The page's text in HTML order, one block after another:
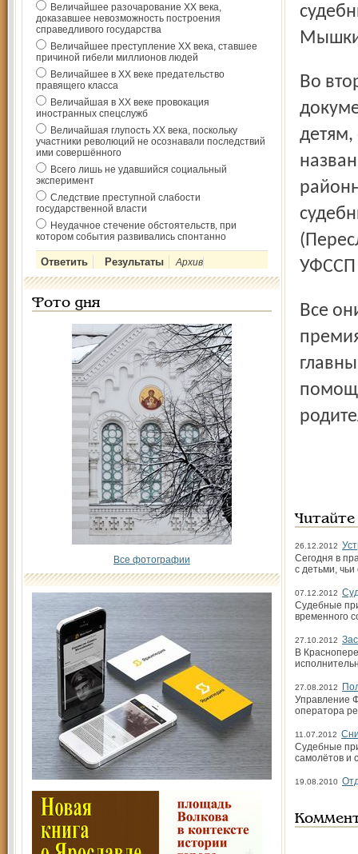
Величайшее разочарование ХХ века,
доказавшее невозможность построения
справедливого государства
Величайшее преступление ХХ века, ставшее
причиной гибели миллионов людей
Величайшее в ХХ веке предательство
правящего класса
Величайшая в ХХ веке провокация
иностранных спецслужб
Величайшая глупость ХХ века, поскольку
участники революций не осознавали последствий
ими совершённого
Всего лишь не удавшийся социальный
эксперимент
Следствие преступной слабости
государственной власти
Неудачное стечение обстоятельств, при
котором события развивались спонтанно
Архив
Фото дня
Все фотографии
Во второй номинации «Исполнение исполнительных
детям,
УФССП
Все они за свою работу были поощрены денежными
26.12.2012
Сегодня в
с детьми,
07.12.2012
Судебные
временного
27.10.2012
В
27.08.2012
Управление
оператора
11.07.2012
Судебные
самолётов и
19.08.2010